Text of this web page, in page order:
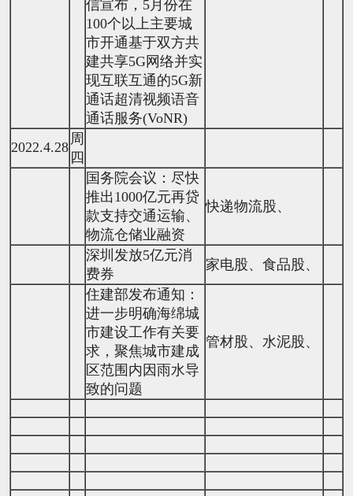
信宣布，5月份在
100个以上主要城
市开通基于双方共
建共享5G网络并实
现互联互通的5G新
通话超清视频语音
通话服务(VoNR)
2022.4.28
周
四
国务院会议：尽快
推出1000亿元再贷
款支持交通运输、
物流仓储业融资
快递物流股、
深圳发放5亿元消
费券
家电股、食品股、
住建部发布通知：
进一步明确海绵城
市建设工作有关要
求，聚焦城市建成
区范围内因雨水导
致的问题
管材股、水泥股、